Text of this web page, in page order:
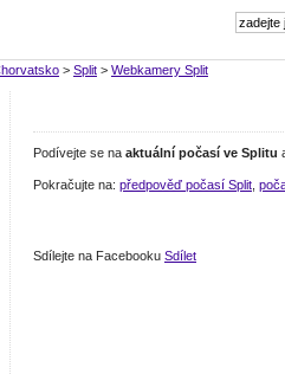
> Split > Webkamery Split
Podívejte se na aktuální počasí ve Splitu
Pokračujte na: předpověď počasí Split
Sdílejte na Facebooku Sdílet